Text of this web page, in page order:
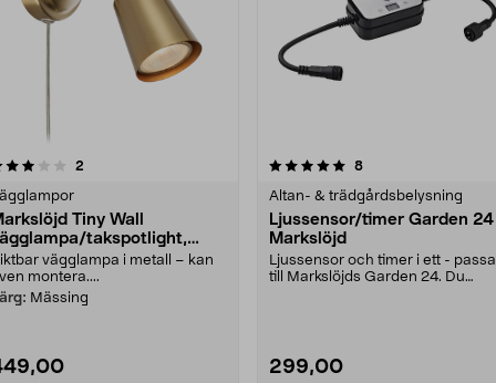
2
Tiny Wall
takspotlight,
vägglampa i metall – kan
montera....
Mässing
5.0 av 5 stjärnor 8recensioner
Altan- & trädgårdsbelysning
Ljussensor/timer Garden 24
Markslöjd
Ljussensor och timer i ett -
till Markslöjds Garden 24. Du
299,00
4.0 av 5 stjärnor